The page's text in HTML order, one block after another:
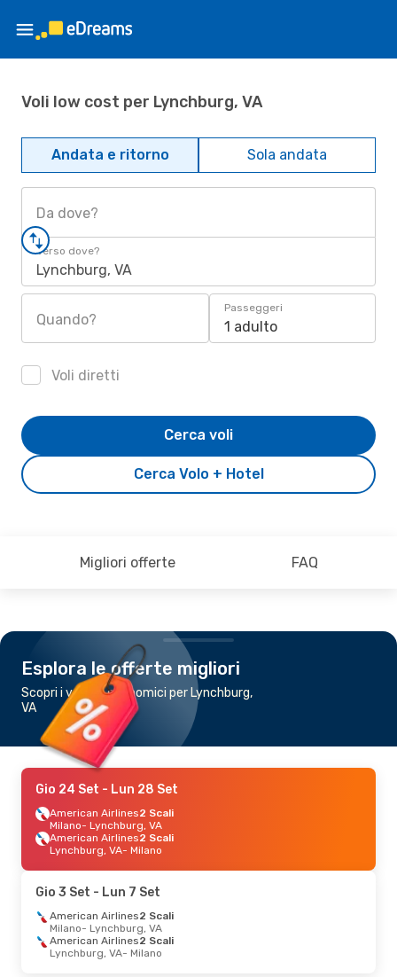
Voli low cost per Lynchburg, VA
Andata e ritorno Sola andata
Da dove?
Verso dove?
Lynchburg, VA
Quando?
Passeggeri
1 adulto
Voli diretti
Cerca Volo + Hotel
Cerca voli
Migliori offerte FAQ
Esplora le offerte migliori
Scopri i voli più economici per Lynchburg,
VA
Gio 24 Set - Lun 28 Set
American Airlines2 Scali
Milano- Lynchburg, VA
American Airlines2 Scali
Lynchburg, VA- Milano
Gio 3 Set - Lun 7 Set
American Airlines2 Scali
Milano- Lynchburg, VA
American Airlines2 Scali
Lynchburg, VA- Milano